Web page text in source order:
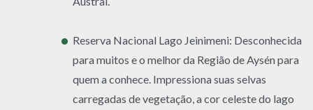
Reserva Nacional Lago Jeinimeni: Desconhecida
para muitos e o melhor da Região de Aysén para
quem a conhece. Impressiona suas selvas
carregadas de vegetação, a cor celeste do lago